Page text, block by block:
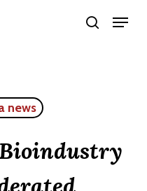
search
Menu
news